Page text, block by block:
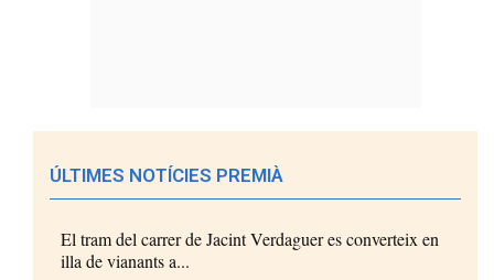
ÚLTIMES NOTÍCIES PREMIÀ
El tram del carrer de Jacint Verdaguer es converteix en
illa de vianants a...